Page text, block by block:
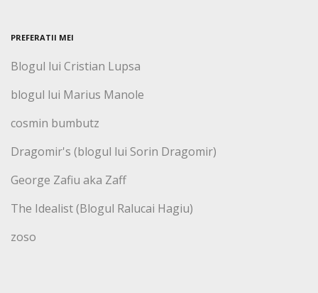
PREFERATII MEI
Blogul lui Cristian Lupsa
blogul lui Marius Manole
cosmin bumbutz
Dragomir's (blogul lui Sorin Dragomir)
George Zafiu aka Zaff
The Idealist (Blogul Ralucai Hagiu)
zoso